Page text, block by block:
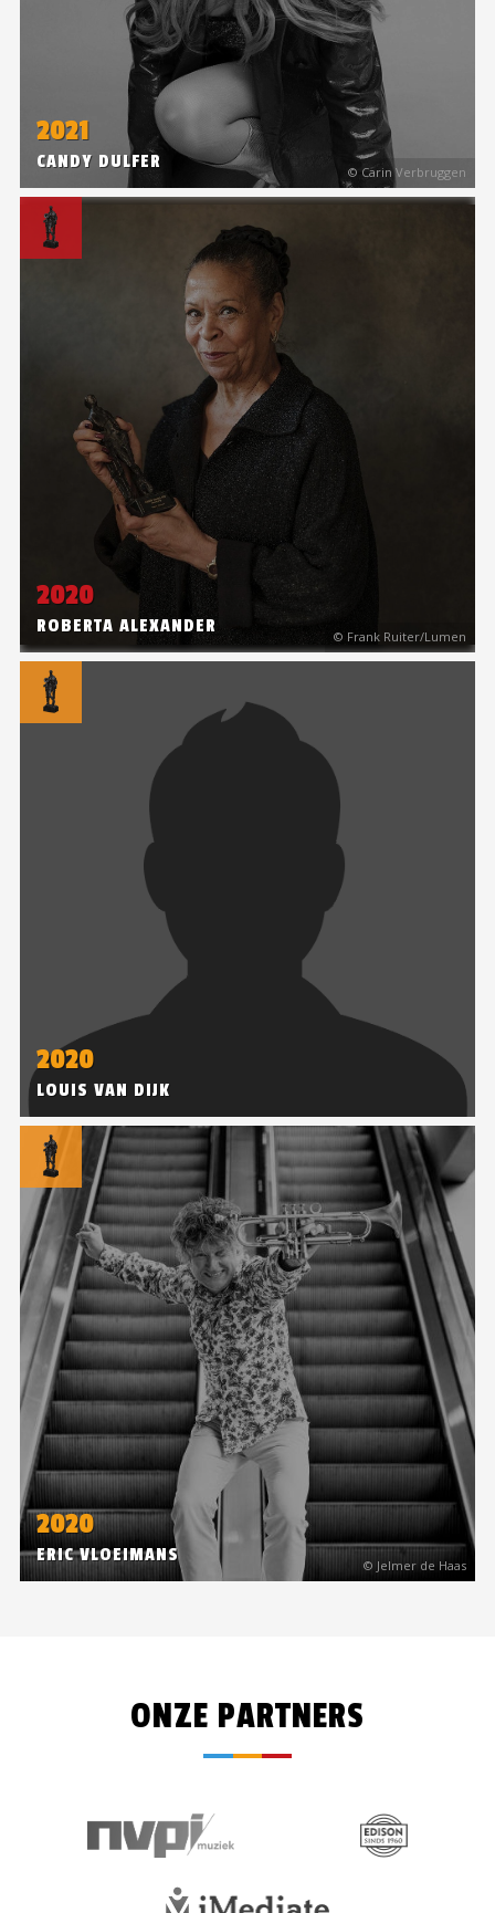
© Carin Verbruggen
2021
CANDY DULFER
© Frank Ruiter/Lumen
2020
ROBERTA ALEXANDER
2020
LOUIS VAN DIJK
© Jelmer de Haas
2020
ERIC VLOEIMANS
ONZE PARTNERS